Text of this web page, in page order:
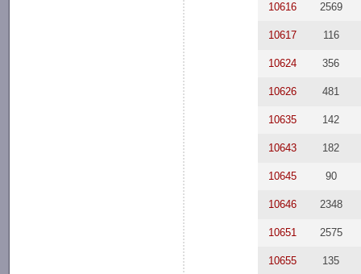
10616 2569
10617 116
10624 356
10626 481
10635 142
10643 182
10645 90
10646 2348
10651 2575
10655 135